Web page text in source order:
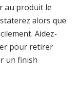
au produit le
alors que
Aidez-
pour retirer
un finish